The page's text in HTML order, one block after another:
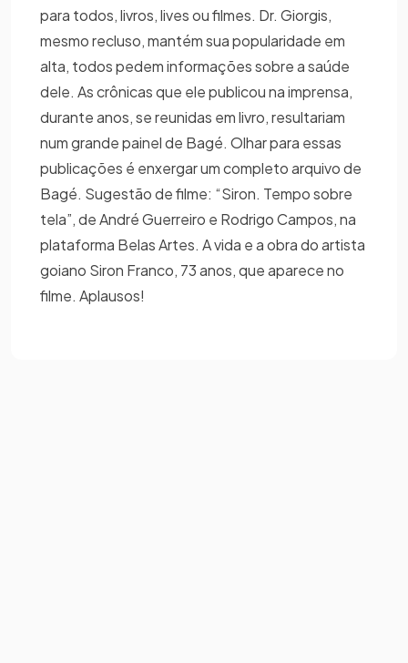
para todos, livros, lives ou filmes. Dr. Giorgis,
mesmo recluso, mantém sua popularidade em
alta, todos pedem informações sobre a saúde
dele. As crônicas que ele publicou na imprensa,
durante anos, se reunidas em livro, resultariam
num grande painel de Bagé. Olhar para essas
publicações é enxergar um completo arquivo de
Bagé. Sugestão de filme: “Siron. Tempo sobre
tela”, de André Guerreiro e Rodrigo Campos, na
plataforma Belas Artes. A vida e a obra do artista
goiano Siron Franco, 73 anos, que aparece no
filme. Aplausos!